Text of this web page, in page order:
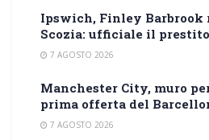
Ipswich, Finley Barbrook
Scozia: ufficiale il
7 AGOSTO 2026
Manchester City, muro
prima offerta del
7 AGOSTO 2026